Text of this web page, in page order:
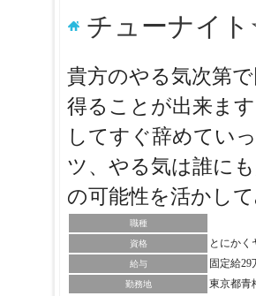
チューナイ
貴方のやる気次第
得ることが出来ま
してすぐ辞めてい
ツ、やる気は誰に
の可能性を活かし
職種
資格 とにかく
給与 固定給
勤務地 東京都青